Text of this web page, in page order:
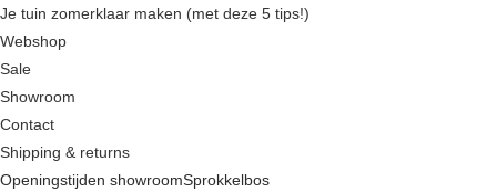
Je tuin zomerklaar maken (met deze 5 tips!)
Webshop
Sale
Showroom
Contact
Shipping & returns
Openingstijden showroomSprokkelbos